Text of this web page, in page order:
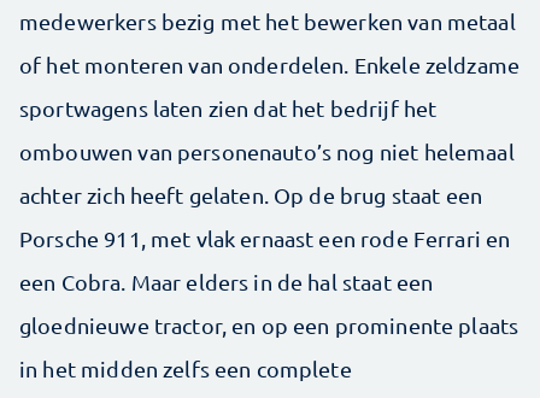
medewerkers bezig met het bewerken van metaal
of het monteren van onderdelen. Enkele zeldzame
sportwagens laten zien dat het bedrijf het
ombouwen van personenauto’s nog niet helemaal
achter zich heeft gelaten. Op de brug staat een
Porsche 911, met vlak ernaast een rode Ferrari en
een Cobra. Maar elders in de hal staat een
gloednieuwe tractor, en op een prominente plaats
in het midden zelfs een complete